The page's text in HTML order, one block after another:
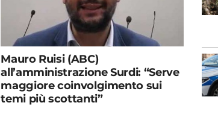
Mauro Ruisi (ABC)
all’amministrazione Surdi: “Serve
maggiore coinvolgimento sui
temi più scottanti”